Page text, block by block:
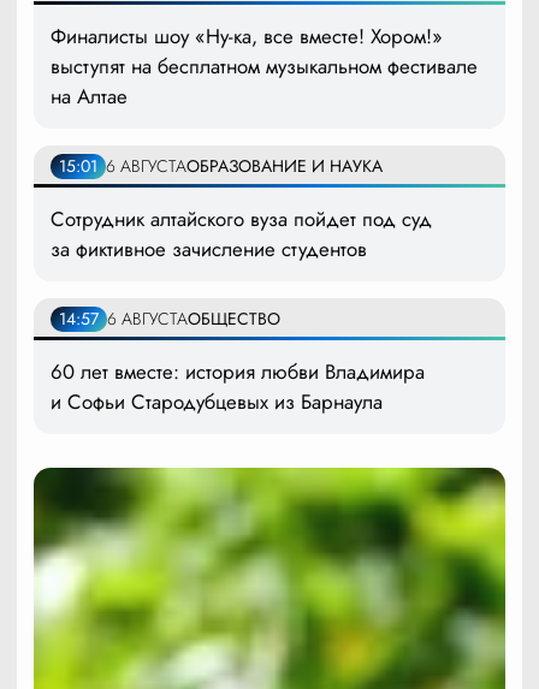
Финалисты шоу «Ну-ка, все вместе! Хором!»
выступят на бесплатном музыкальном фестивале
на Алтае
15:01 6 АВГУСТАОБРАЗОВАНИЕ И НАУКА
Сотрудник алтайского вуза пойдет под суд
за фиктивное зачисление студентов
14:57 6 АВГУСТАОБЩЕСТВО
60 лет вместе: история любви Владимира
и Софьи Стародубцевых из Барнаула